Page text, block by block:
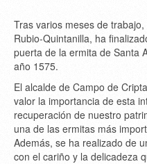
Tras varios meses de
Rubio-Quintanilla, ha
puerta de la ermita de Santa
año 1575.
El alcalde de Campo de
valor la importancia de esta
recuperación de nuestro
una de las ermitas más
Además, se ha realizado de
con el cariño y la delicadeza